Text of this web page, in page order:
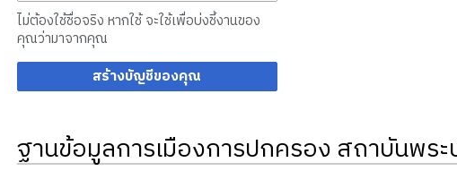
ไม่ต้องใช้ชื่อจริง หากใช้ จะใช้เพื่อบ่งชี้งานของ
คุณว่ามาจากคุณ
สร้างบัญชีของคุณ
ฐานข้อมูลการเมืองการปกครอง สถาบันพร